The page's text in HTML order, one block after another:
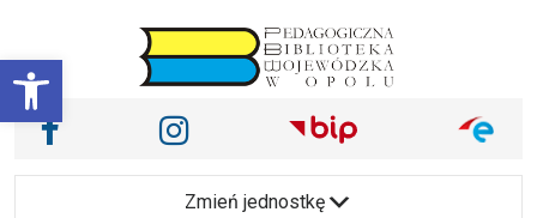
Otwórz pasek narzędzi
Main Navigation
Nasze media społecznościowe i inne
Facebook Instagram
Zmień jednostkę